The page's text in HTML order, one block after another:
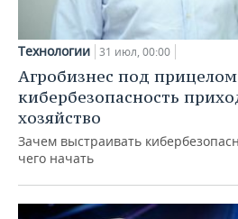
Технологии 31 июл, 00:00
Агробизнес под
кибербезопасность
хозяйство
Зачем выстраивать
чего начать